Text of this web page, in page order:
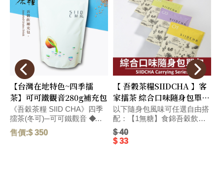
【台灣在地特色~四季擂
茶】可可鐵觀音280g補充包
《吾穀茶糧 SIID CHA》四季
擂茶(冬可)─可可鐵觀音 ◆精
選台灣在地烏龍茶獨特碳焙熟
果香氣、和醇厚飽滿的可可滋
售價:$ 350
【 吾穀茶糧SIIDCHA 】客
家擂茶 綜合口味隨身包單包
Hakka Ground Tea
以下隨身包風味可任選自由搭
配：【1無糖】食錦吾穀飲無
糖-28g、【4無糖】客家擂茶
無糖-28g、【5號】杏仁燕麥
擂茶-28g、【6號】杏仁燕
$ 40
$ 33